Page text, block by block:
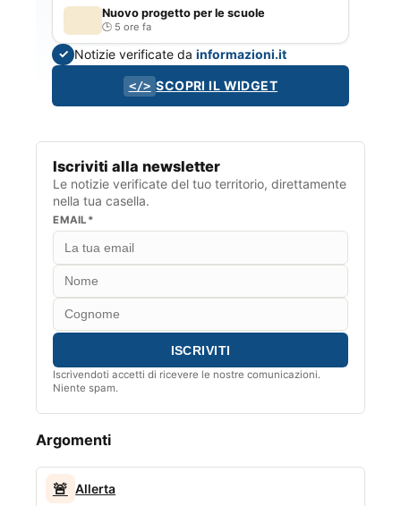
Nuovo progetto per le scuole
5 ore fa
✓ Notizie verificate dainformazioni.it
</> SCOPRI IL WIDGET
Iscriviti alla newsletter
Le notizie verificate del tuo territorio, direttamente
nella tua casella.
EMAIL*
Iscrivendoti accetti di ricevere le nostre comunicazioni.
Niente spam.
Argomenti
🚨 Allerta